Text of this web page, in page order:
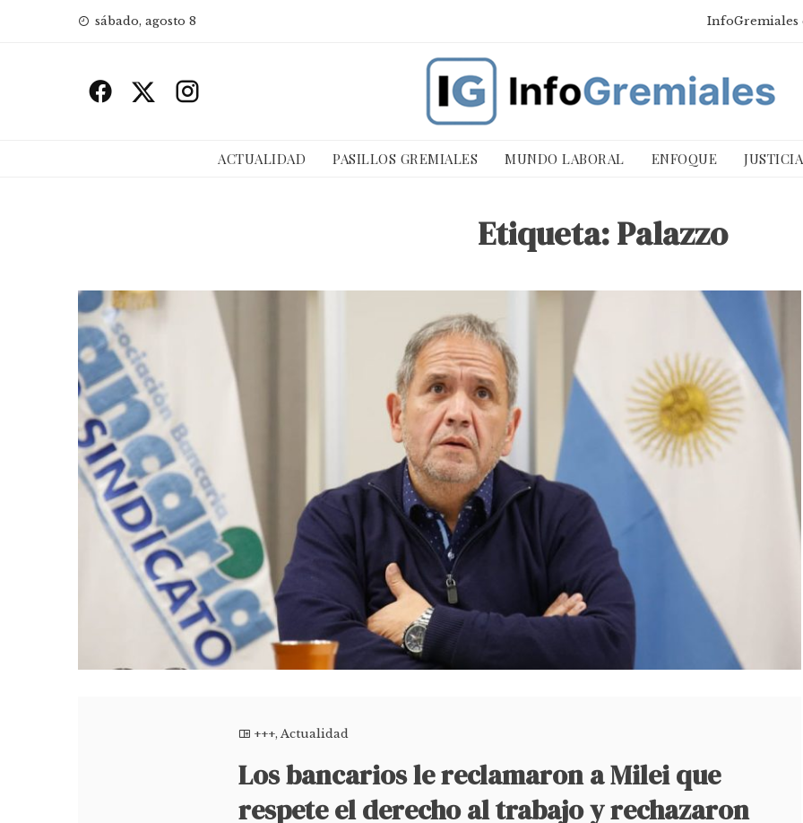
sábado, agosto 8 InfoGremiales
ACTUALIDAD PASILLOS GREMIALES MUNDO LABORAL ENFOQUE
Etiqueta:Palazzo
+++,Actualidad
Los bancarios le reclamaron a Milei que
respete el derecho al trabajo y rechazaron